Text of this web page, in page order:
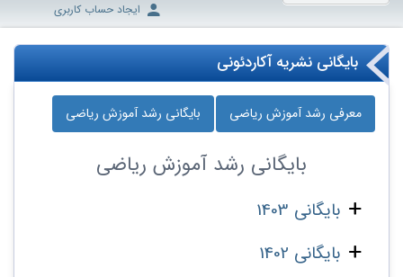
ایجاد حساب کاربری
بایگانی نشریه آکاردئونی
معرفی رشد آموزش ریاضی بایگانی رشد آموزش ریاضی
بایگانی رشد آموزش ریاضی
بایگانی 1403
بایگانی 1402